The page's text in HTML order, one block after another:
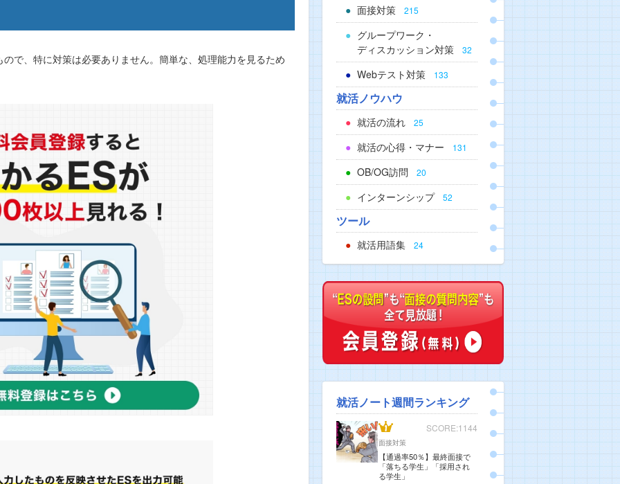
で、特に対策は必要ありません。簡単な、処理能力を見るため
面接対策 215
グループワーク・
ディスカッション対策
32
Webテスト対策 133
就活ノウハウ
就活の流れ 25
就活の心得・マナー 131
OB/OG訪問 20
インターンシップ 52
ツール
就活用語集 24
就活ノート週間ランキング
SCORE:1144
面接対策
【通過率50％】最終面接で
「落ちる学生」「採用され
る学生」